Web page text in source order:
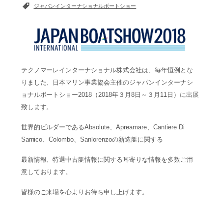
ジャパンインターナショナルボートショー
テクノマーレインターナショナル株式会社は、毎年恒例とな
りました、日本マリン事業協会主催のジャパンインターナシ
ョナルボートショー2018（2018年３月8日～３月11日）に出展
致します。
世界的ビルダーであるAbsolute、Apreamare、Cantiere Di
Sarnico、Colombo、Sanlorenzoの新造艇に関する
最新情報、特選中古艇情報に関する耳寄りな情報を多数ご用
意しております。
皆様のご来場を心よりお待ち申し上げます。